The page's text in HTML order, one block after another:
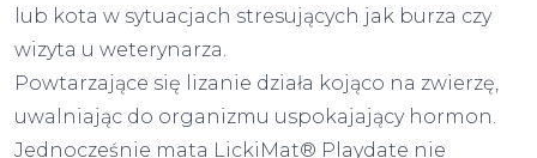
lub kota w sytuacjach stresujących jak burza czy
wizyta u weterynarza.
Powtarzające się lizanie działa kojąco na zwierzę,
uwalniając do organizmu uspokajający hormon.
Jednocześnie mata LickiMat® Playdate nie